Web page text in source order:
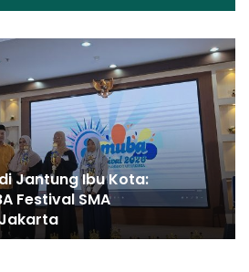
Jantung Ibu Kota:
Festival SMA